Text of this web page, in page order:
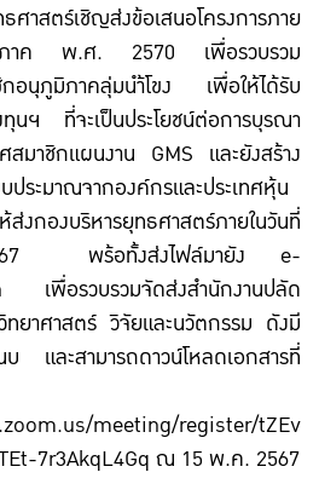
สตร์เชิญส่งข้อเสนอโครงการภาย
มิภาค พ.ศ. 2570 เพื่อรวบรวม
กอนุภูมิภาคลุ่มนำ้โขง เพื่อให้ได้รับ
ทุนฯ ที่จะเป็นประโยชน์ต่อการบุรณา
สมาชิกแผนงาน GMS และยังสร้าง
ประมาณจากองค์กรและประเทศหุ้น
งกองบริหารยุทธศาสตร์ภายในวันที่
พร้อทั้งส่งไฟล์มายัง e-
เพื่อรวบรวมจัดส่งสำนักงานปลัด
ยาศาสตร์ วิจัยและนวัตกรรม ดังมี
บ และสามารถดาวน์โหลดเอกสารที่
meeting/register/tZEv
7r3AkqL4Gq ณ 15 พ.ค. 2567